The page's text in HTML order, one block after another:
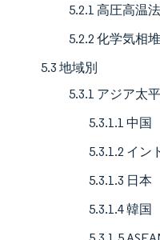
5.2.1 高圧高温
5.2.2 化学気相
5.3 地域別
5.3.1 アジア太
5.3.1.1 中国
5.3.1.2 イン
5.3.1.3 日本
5.3.1.4 韓国